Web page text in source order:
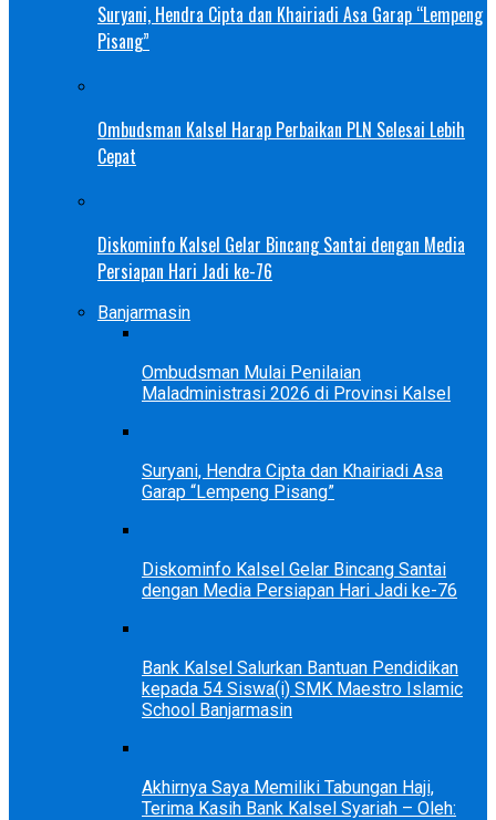
Suryani, Hendra Cipta dan Khairiadi Asa Garap “Lempeng
Pisang”
Ombudsman Kalsel Harap Perbaikan PLN Selesai Lebih
Cepat
Diskominfo Kalsel Gelar Bincang Santai dengan Media
Persiapan Hari Jadi ke-76
Banjarmasin
Ombudsman Mulai Penilaian
Maladministrasi 2026 di Provinsi Kalsel
Suryani, Hendra Cipta dan Khairiadi Asa
Garap “Lempeng Pisang”
Diskominfo Kalsel Gelar Bincang Santai
dengan Media Persiapan Hari Jadi ke-76
Bank Kalsel Salurkan Bantuan Pendidikan
kepada 54 Siswa(i) SMK Maestro Islamic
School Banjarmasin
Akhirnya Saya Memiliki Tabungan Haji,
Terima Kasih Bank Kalsel Syariah – Oleh: